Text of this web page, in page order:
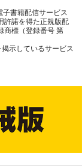
子書籍配信サービス
許諾を得た正規版配
商標（登録番号 第
示しているサービス